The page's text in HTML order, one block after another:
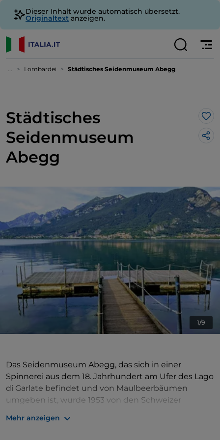
Dieser Inhalt wurde automatisch übersetzt.
Originaltext anzeigen.
... Lombardei Städtisches Seidenmuseum Abegg
Städtisches
Seidenmuseum
Abegg
1/9
Das Seidenmuseum Abegg, das sich in einer
Spinnerei aus dem 18. Jahrhundert am Ufer des Lago
di Garlate befindet und von Maulbeerbäumen
umgeben ist, wurde 1953 von den Schweizer
zu bewahren, die im Laufe der Jahrhunderte in der
Mehr anzeigen